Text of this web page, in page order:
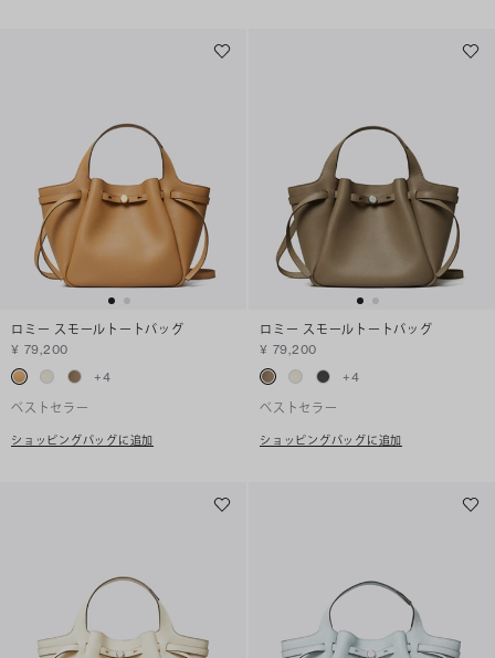
ロミー スモールトートバッグ
¥ 79,200
+4
ベストセラー
ショッピングバッグに追加
ロミー スモールトートバッグ
¥ 79,200
+4
ベストセラー
ショッピングバッグに追加